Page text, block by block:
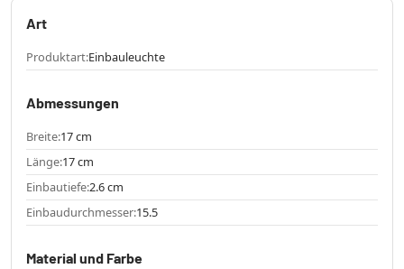
Art
Produktart:Einbauleuchte
Abmessungen
Breite:17 cm
Länge:17 cm
Einbautiefe:2.6 cm
Einbaudurchmesser:15.5
Material und Farbe